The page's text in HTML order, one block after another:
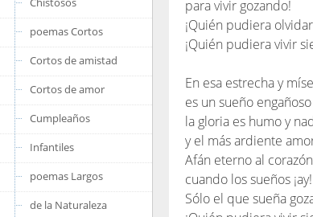
poemas Cortos
Cortos de amistad
Cortos de amor
Cumpleaños
Infantiles
poemas Largos
de la Naturaleza
para vivir gozando!
¡Quién pudiera
¡Quién pudiera vivir
En esa estrecha y
es un sueño
la gloria es humo y
y el más ardiente
Afán eterno al
cuando los sueños
Sólo el que sueña